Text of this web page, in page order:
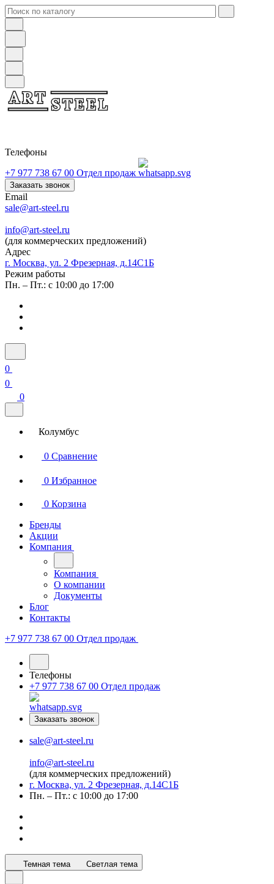
Телефоны
+7 977 738 67 00 Отдел продаж
Заказать звонок
Email
sale@art-steel.ru
info@art-steel.ru
(для коммерческих предложений)
Адрес
г. Москва, ул. 2 Фрезерная, д.14С1Б
Режим работы
Пн. – Пт.: с 10:00 до 17:00
0
0
0
Колумбус
0 Сравнение
0 Избранное
0 Корзина
Бренды
Акции
Компания
Компания
О компании
Документы
Блог
Контакты
+7 977 738 67 00 Отдел продаж
Телефоны
+7 977 738 67 00 Отдел продаж
Заказать звонок
sale@art-steel.ru
info@art-steel.ru
(для коммерческих предложений)
г. Москва, ул. 2 Фрезерная, д.14С1Б
Пн. – Пт.: с 10:00 до 17:00
Темная тема Светлая тема